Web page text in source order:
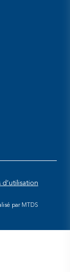
par MTDS